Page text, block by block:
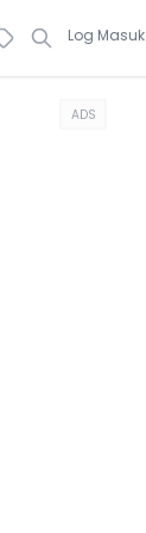
Log Masuk
ADS